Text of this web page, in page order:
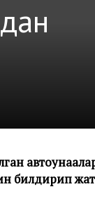
билдирип